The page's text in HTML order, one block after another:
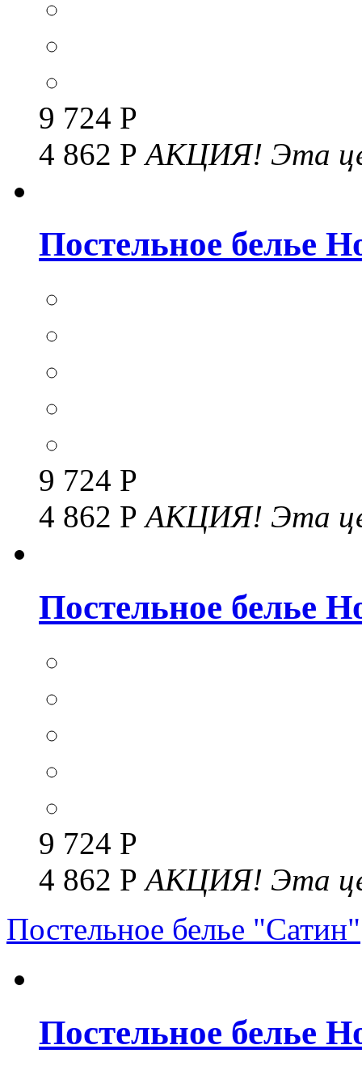
9 724 Р
4 862 Р АКЦИЯ! Эта
Постельное белье
9 724 Р
4 862 РАКЦИЯ! Эта
Постельное белье
9 724 Р
4 862 РАКЦИЯ! Эта
Постельное белье "Сатин"
Постельное белье